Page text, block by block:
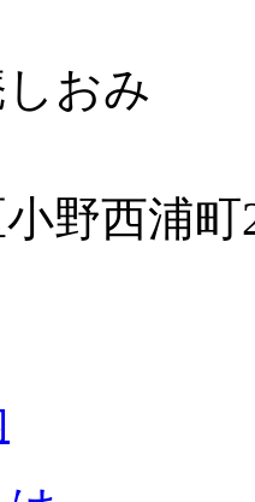
おみ
野西浦町